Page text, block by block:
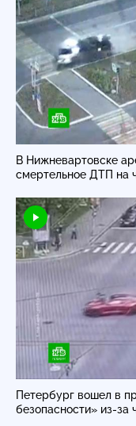
В Нижневартовске
смертельное ДТП на
Петербург вошел в
безопасности» из-за